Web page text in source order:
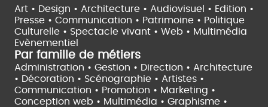
Art • Design • Architecture • Audiovisuel • Edition •
Presse • Communication • Patrimoine • Politique
Culturelle • Spectacle vivant • Web • Multimédia
Evènementiel
Par famille de métiers
Administration • Gestion • Direction • Architecture
• Décoration • Scénographie • Artistes •
Communication • Promotion • Marketing •
Conception web • Multimédia • Graphisme •